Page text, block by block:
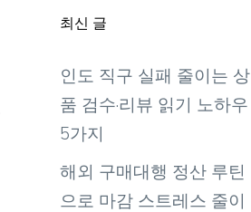
최신 글
인도 직구 실패 줄이는 상
품 검수·리뷰 읽기 노하우
5가지
해외 구매대행 정산 루틴
으로 마감 스트레스 줄이